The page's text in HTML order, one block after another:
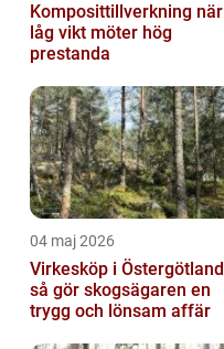
Komposittillverkning när
låg vikt möter hög
prestanda
04 maj 2026
Virkesköp i Östergötland
så gör skogsägaren en
trygg och lönsam affär